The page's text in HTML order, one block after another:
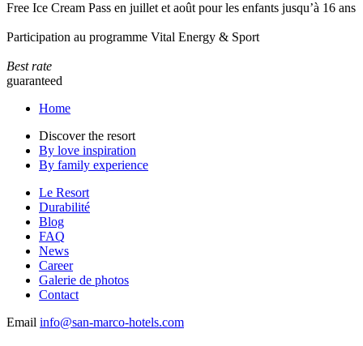
Free Ice Cream Pass en juillet et août pour les enfants jusqu’à 16 ans
Participation au programme Vital Energy & Sport
Best rate
guaranteed
Home
Discover the resort
By love inspiration
By family experience
Le Resort
Durabilité
Blog
FAQ
News
Career
Galerie de photos
Contact
Email info@san-marco-hotels.com